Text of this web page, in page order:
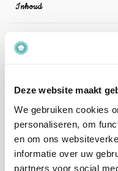
Deze website maakt
We gebruiken cookies
personaliseren, om
en om ons
informatie over uw
partners voor social
Inhoud
Artikelnummer
EAN